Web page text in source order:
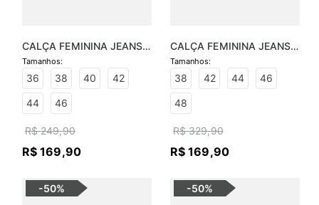
CALÇA FEMININA JEANS
ISABELA SKINNY
36
38 40 42
44 46
R$ 249,90
R$ 169,90
CALÇA FEMININA JEANS
SOFIA SKINNY
38
42 44 46
48
R$ 329,90
R$ 169,90
-50% -50%